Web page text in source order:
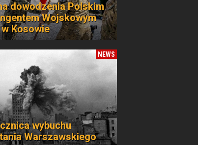
dowodzenia Polskim
Wojskowym
w Kosowie
NEWS
wybuchu
Warszawskiego